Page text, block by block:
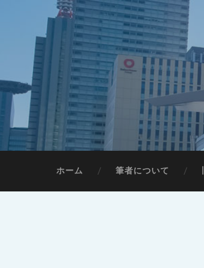
ホーム 筆者について